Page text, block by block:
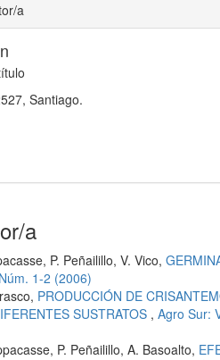
a
Santiago.
a
P. Peñailillo, V. Vico,
1-2 (2006)
PRODUCCIÓN DE
SUSTRATOS , Agro Sur:
P. Peñailillo, A. Basoalto,